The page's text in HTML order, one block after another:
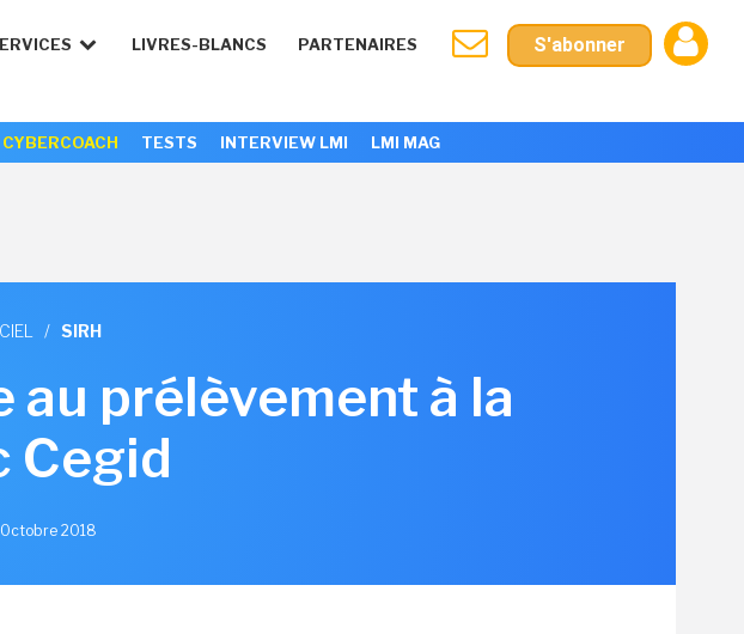
LIVRES-BLANCS PARTENAIRES S'abonner
CYBERCOACH TESTS INTERVIEW LMI LMI MAG
/ SIRH
au prélèvement à la
Cegid
2018